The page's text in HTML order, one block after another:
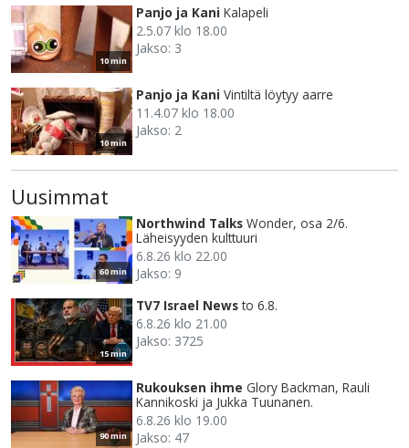
10 min
Panjo ja Kani Kalapeli
2.5.07 klo 18.00
Jakso: 3
10 min
Panjo ja Kani Vintiltä löytyy aarre
11.4.07 klo 18.00
Jakso: 2
Uusimmat
60 min
Northwind Talks Wonder, osa 2/6.
Läheisyyden kulttuuri
6.8.26 klo 22.00
Jakso: 9
15 min
TV7 Israel News to 6.8.
6.8.26 klo 21.00
Jakso: 3725
90 min
Rukouksen ihme Glory Backman, Rauli
Kannikoski ja Jukka Tuunanen.
6.8.26 klo 19.00
Jakso: 47